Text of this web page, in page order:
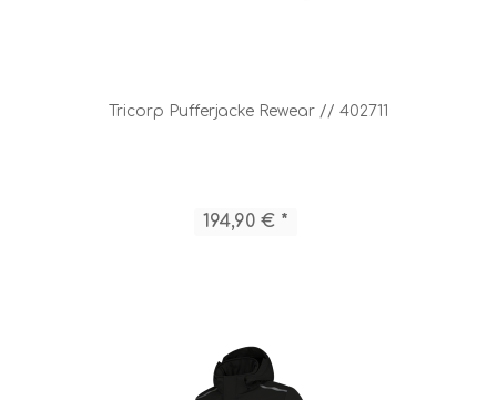
Tricorp Pufferjacke Rewear // 402711
194,90 € *